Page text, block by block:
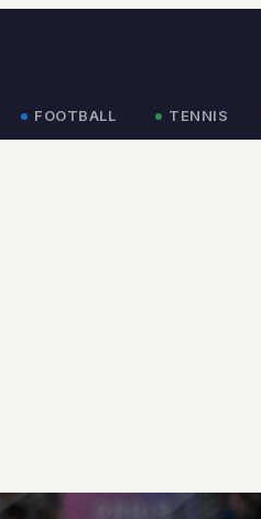
FOOTBALL TENNIS